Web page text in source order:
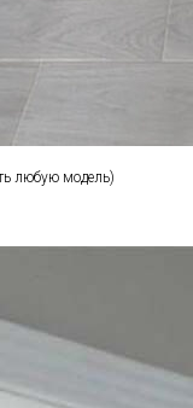
любую модель)